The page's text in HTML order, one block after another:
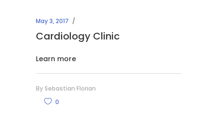
May 3, 2017
Cardiology Clinic
Learn more
By Sebastian Florian
0